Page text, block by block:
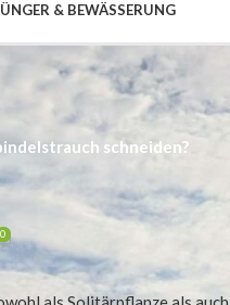
& BEWÄSSERUNG
schneiden?
schneiden?
0